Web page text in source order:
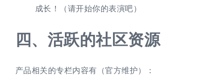
成长！（请开始你的表演吧）
四、 活跃的社区资源
产品相关的专栏内容有（官方维护）：